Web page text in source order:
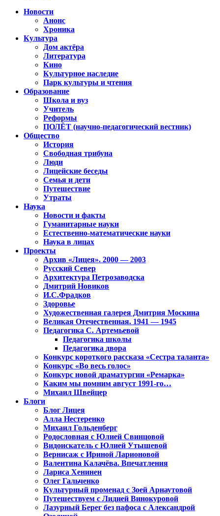
Новости
Анонс
Хроника
Культура
Дом актёра
Литература
Кино
Культурное наследие
Парк культуры и чтения
Образование
Школа и вуз
Учитель
Реформы
ПОЛЁТ (научно-педагогический вестник)
Общество
История
Свободная трибуна
Люди
Лицейские беседы
Семья и дети
Путешествие
Утраты
Наука
Новости и факты
Гуманитарные науки
Естественно-математические науки
Наука в лицах
Проекты
Архив «Лицея». 2000 — 2003
Русский Север
Архитектура Петрозаводска
Дмитрий Новиков
И.С.Фрадков
Здоровье
Художественная галерея Дмитрия Москина
Великая Отечественная. 1941 — 1945
Педагогика С. Артемьевой
Педагогика школы
Педагогика двора
Конкурс короткого рассказа «Сестра таланта»
Конкурс «Во весь голос»
Конкурс новой драматургии «Ремарка»
Каким мы помним август 1991-го…
Михаил Швейцер
Блоги
Блог Лицея
Алла Нестеренко
Михаил Гольденберг
Родословная с Юлией Свинцовой
Видоискатель с Юлией Утышевой
Вернисаж с Ириной Ларионовой
Валентина Калачёва. Впечатления
Лариса Хенинен
Олег Гальченко
Культурный променад с Зоей Арнаутовой
Путешествуем с Лидией Винокуровой
Лазурный Берег без пафоса с Александрой